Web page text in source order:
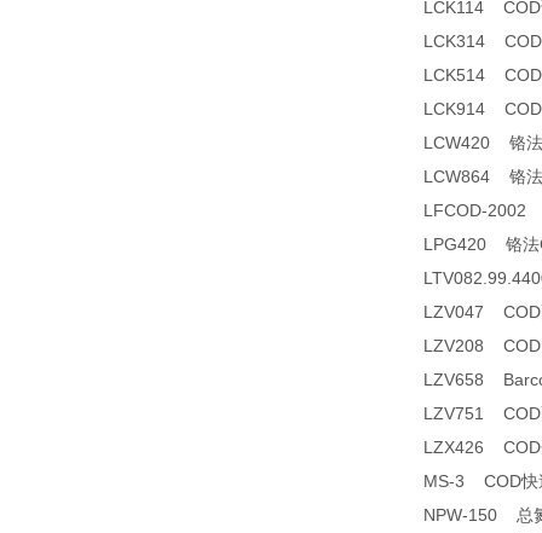
LCK114 COD
LCK314
LCK514 COD
LCK914
LCW420 铬法
LCW864 铬法
LFCOD-2002
LPG420 铬法
LZV047 COD
LZV208
LZV658
LZV751 COD
LZX426 COD
MS-3 COD快
NPW-150 总